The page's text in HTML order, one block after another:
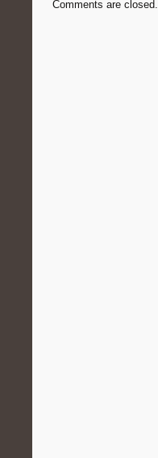
Comments are closed.